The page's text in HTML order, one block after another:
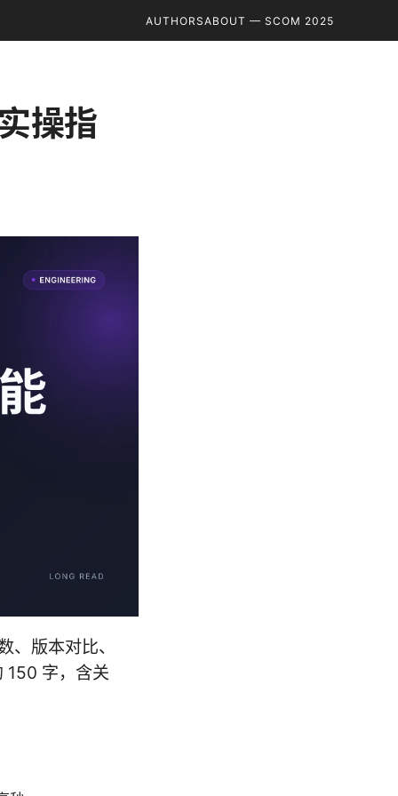
AUTHORSABOUT — SCOM 2025
操指
版本对比、
150 字，含关